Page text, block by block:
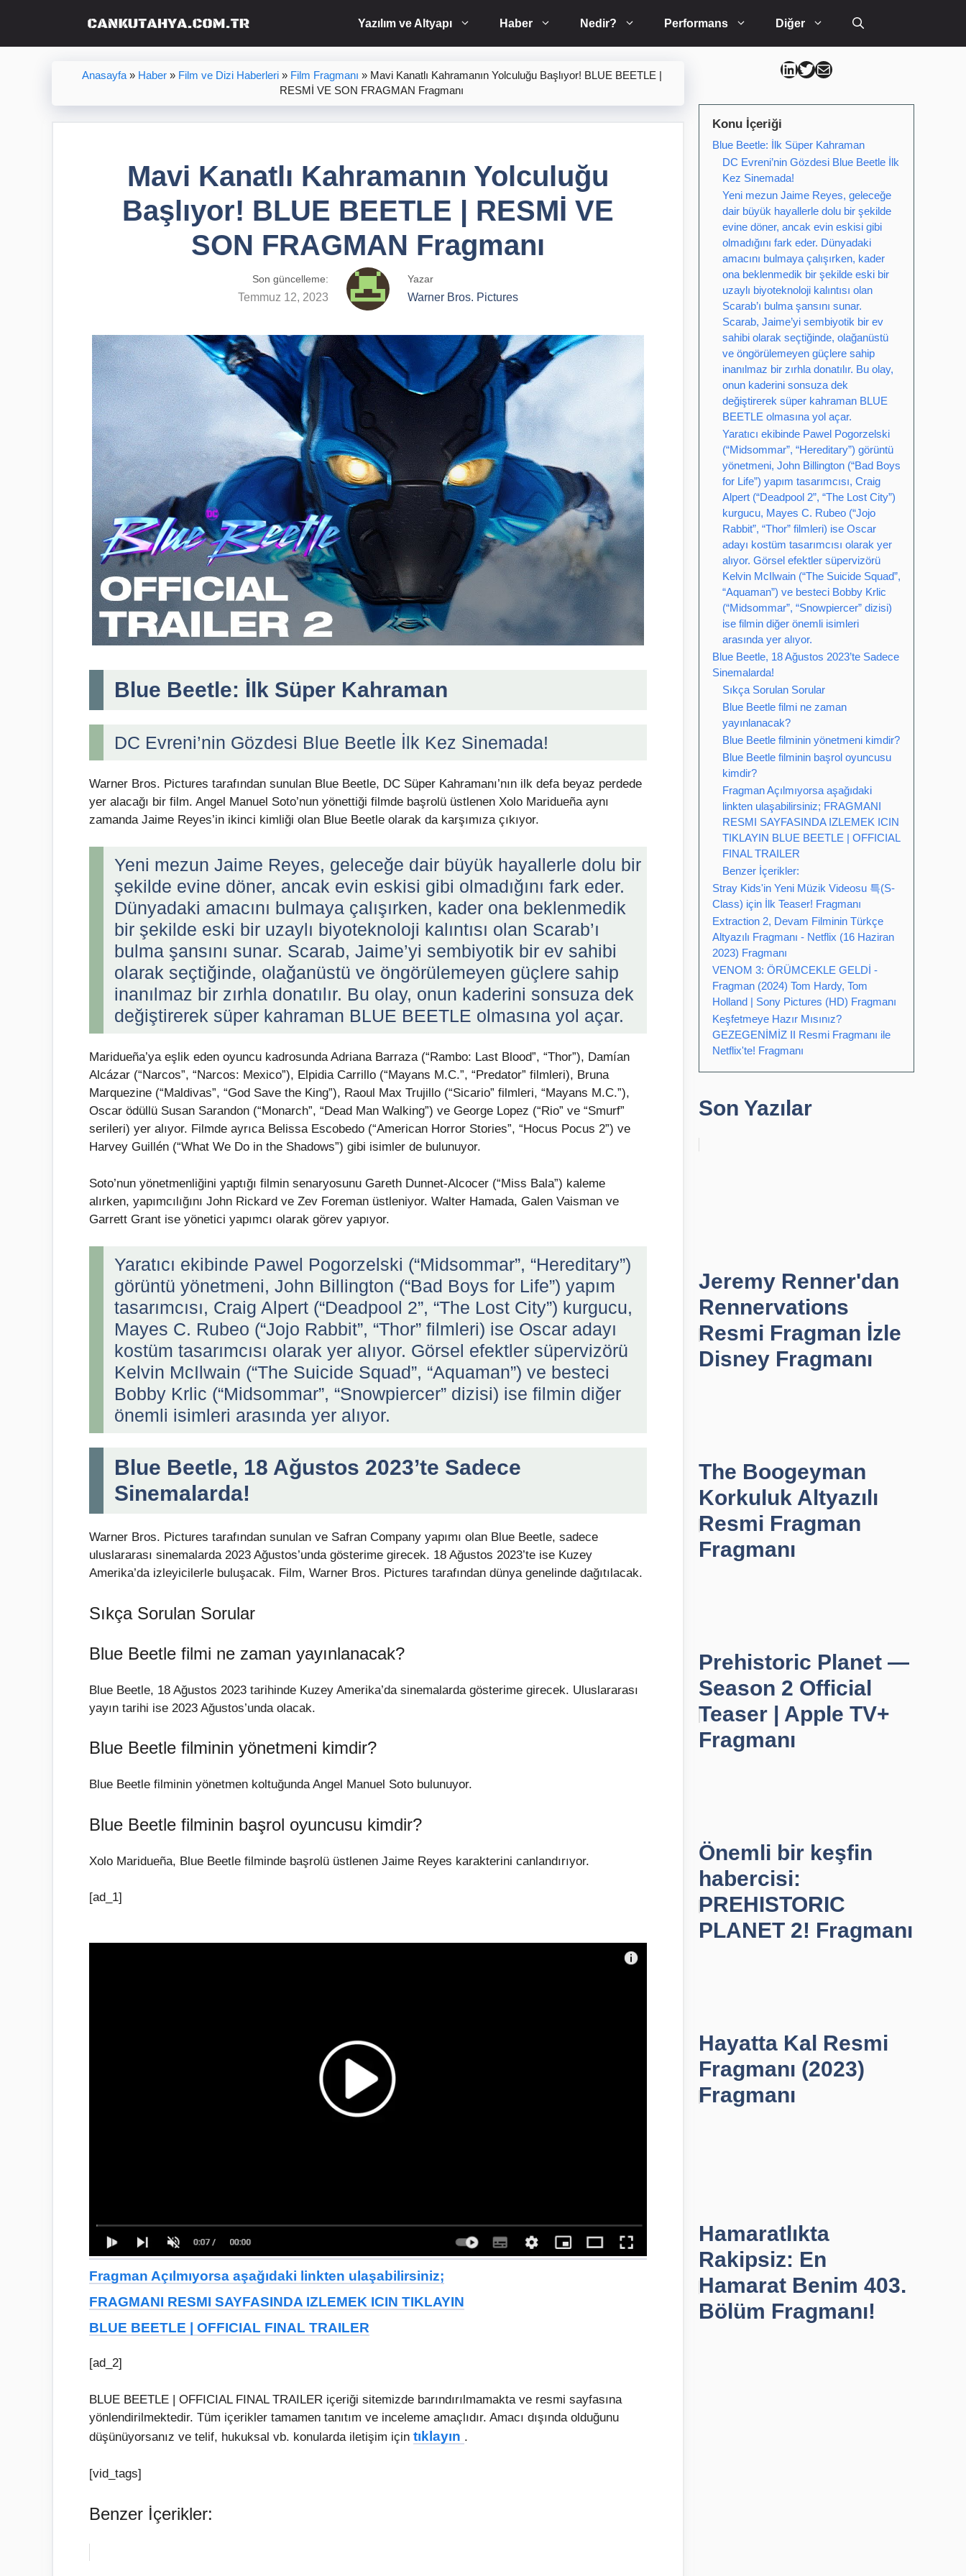
Yazılım ve Altyapı Haber Nedir? Performans Diğer
Anasayfa» Haber» Film ve Dizi Haberleri» Film Fragmanı » Mavi Kanatlı Kahramanın Yolculuğu Başlıyor! BLUE BEETLE |
RESMİ VE SON FRAGMAN Fragmanı
Mavi Kanatlı Kahramanın Yolculuğu
Başlıyor! BLUE BEETLE | RESMİ VE
SON FRAGMAN Fragmanı
Son güncelleme:
Temmuz 12, 2023
Yazar
Warner Bros. Pictures
Blue Beetle: İlk Süper Kahraman
DC Evreni’nin Gözdesi Blue Beetle İlk Kez Sinemada!
Warner Bros. Pictures tarafından sunulan Blue Beetle, DC Süper Kahramanı’nın ilk defa beyaz perdede
yer alacağı bir film. Angel Manuel Soto’nun yönettiği filmde başrolü üstlenen Xolo Maridueña aynı
zamanda Jaime Reyes’in ikinci kimliği olan Blue Beetle olarak da karşımıza çıkıyor.
Yeni mezun Jaime Reyes, geleceğe dair büyük hayallerle dolu bir
şekilde evine döner, ancak evin eskisi gibi olmadığını fark eder.
Dünyadaki amacını bulmaya çalışırken, kader ona beklenmedik
bir şekilde eski bir uzaylı biyoteknoloji kalıntısı olan Scarab’ı
bulma şansını sunar. Scarab, Jaime’yi sembiyotik bir ev sahibi
olarak seçtiğinde, olağanüstü ve öngörülemeyen güçlere sahip
inanılmaz bir zırhla donatılır. Bu olay, onun kaderini sonsuza dek
değiştirerek süper kahraman BLUE BEETLE olmasına yol açar.
Maridueña’ya eşlik eden oyuncu kadrosunda Adriana Barraza (“Rambo: Last Blood”, “Thor”), Damían
Alcázar (“Narcos”, “Narcos: Mexico”), Elpidia Carrillo (“Mayans M.C.”, “Predator” filmleri), Bruna
Marquezine (“Maldivas”, “God Save the King”), Raoul Max Trujillo (“Sicario” filmleri, “Mayans M.C.”),
Oscar ödüllü Susan Sarandon (“Monarch”, “Dead Man Walking”) ve George Lopez (“Rio” ve “Smurf”
serileri) yer alıyor. Filmde ayrıca Belissa Escobedo (“American Horror Stories”, “Hocus Pocus 2”) ve
Harvey Guillén (“What We Do in the Shadows”) gibi isimler de bulunuyor.
Soto’nun yönetmenliğini yaptığı filmin senaryosunu Gareth Dunnet-Alcocer (“Miss Bala”) kaleme
alırken, yapımcılığını John Rickard ve Zev Foreman üstleniyor. Walter Hamada, Galen Vaisman ve
Garrett Grant ise yönetici yapımcı olarak görev yapıyor.
Yaratıcı ekibinde Pawel Pogorzelski (“Midsommar”, “Hereditary”)
görüntü yönetmeni, John Billington (“Bad Boys for Life”) yapım
tasarımcısı, Craig Alpert (“Deadpool 2”, “The Lost City”) kurgucu,
Mayes C. Rubeo (“Jojo Rabbit”, “Thor” filmleri) ise Oscar adayı
kostüm tasarımcısı olarak yer alıyor. Görsel efektler süpervizörü
Kelvin McIlwain (“The Suicide Squad”, “Aquaman”) ve besteci
Bobby Krlic (“Midsommar”, “Snowpiercer” dizisi) ise filmin diğer
önemli isimleri arasında yer alıyor.
Blue Beetle, 18 Ağustos 2023’te Sadece
Sinemalarda!
Warner Bros. Pictures tarafından sunulan ve Safran Company yapımı olan Blue Beetle, sadece
uluslararası sinemalarda 2023 Ağustos’unda gösterime girecek. 18 Ağustos 2023’te ise Kuzey
Amerika’da izleyicilerle buluşacak. Film, Warner Bros. Pictures tarafından dünya genelinde dağıtılacak.
Sıkça Sorulan Sorular
Blue Beetle filmi ne zaman yayınlanacak?
Blue Beetle, 18 Ağustos 2023 tarihinde Kuzey Amerika’da sinemalarda gösterime girecek. Uluslararası
yayın tarihi ise 2023 Ağustos’unda olacak.
Blue Beetle filminin yönetmeni kimdir?
Blue Beetle filminin yönetmen koltuğunda Angel Manuel Soto bulunuyor.
Blue Beetle filminin başrol oyuncusu kimdir?
Xolo Maridueña, Blue Beetle filminde başrolü üstlenen Jaime Reyes karakterini canlandırıyor.
[ad_1]
Fragman Açılmıyorsa aşağıdaki linkten ulaşabilirsiniz;
FRAGMANI RESMI SAYFASINDA IZLEMEK ICIN TIKLAYIN
BLUE BEETLE | OFFICIAL FINAL TRAILER
[ad_2]
BLUE BEETLE | OFFICIAL FINAL TRAILER içeriği sitemizde barındırılmamakta ve resmi sayfasına
yönlendirilmektedir. Tüm içerikler tamamen tanıtım ve inceleme amaçlıdır. Amacı dışında olduğunu
düşünüyorsanız ve telif, hukuksal vb. konularda iletişim için tıklayın .
[vid_tags]
Benzer İçerikler:
Can Kütahya Linkedin
Can Kütahya Twitter
Can Kütahya Mail
Konu İçeriği
Blue Beetle: İlk Süper Kahraman
DC Evreni’nin Gözdesi Blue Beetle İlk
Kez Sinemada!
Yeni mezun Jaime Reyes, geleceğe
dair büyük hayallerle dolu bir şekilde
evine döner, ancak evin eskisi gibi
olmadığını fark eder. Dünyadaki
amacını bulmaya çalışırken, kader
ona beklenmedik bir şekilde eski bir
uzaylı biyoteknoloji kalıntısı olan
Scarab’ı bulma şansını sunar.
Scarab, Jaime’yi sembiyotik bir ev
sahibi olarak seçtiğinde, olağanüstü
ve öngörülemeyen güçlere sahip
inanılmaz bir zırhla donatılır. Bu olay,
onun kaderini sonsuza dek
değiştirerek süper kahraman BLUE
BEETLE olmasına yol açar.
Yaratıcı ekibinde Pawel Pogorzelski
(“Midsommar”, “Hereditary”) görüntü
yönetmeni, John Billington (“Bad Boys
for Life”) yapım tasarımcısı, Craig
Alpert (“Deadpool 2”, “The Lost City”)
kurgucu, Mayes C. Rubeo (“Jojo
Rabbit”, “Thor” filmleri) ise Oscar
adayı kostüm tasarımcısı olarak yer
alıyor. Görsel efektler süpervizörü
Kelvin McIlwain (“The Suicide Squad”,
“Aquaman”) ve besteci Bobby Krlic
(“Midsommar”, “Snowpiercer” dizisi)
ise filmin diğer önemli isimleri
arasında yer alıyor.
Blue Beetle, 18 Ağustos 2023’te Sadece
Sinemalarda!
Sıkça Sorulan Sorular
Blue Beetle filmi ne zaman
yayınlanacak?
Blue Beetle filminin yönetmeni kimdir?
Blue Beetle filminin başrol oyuncusu
kimdir?
Fragman Açılmıyorsa aşağıdaki
linkten ulaşabilirsiniz; FRAGMANI
RESMI SAYFASINDA IZLEMEK ICIN
TIKLAYIN BLUE BEETLE | OFFICIAL
FINAL TRAILER
Benzer İçerikler:
Stray Kids'in Yeni Müzik Videosu 특(S-
Class) için İlk Teaser! Fragmanı
Extraction 2, Devam Filminin Türkçe
Altyazılı Fragmanı - Netflix (16 Haziran
2023) Fragmanı
VENOM 3: ÖRÜMCEKLE GELDİ -
Fragman (2024) Tom Hardy, Tom
Holland | Sony Pictures (HD) Fragmanı
Keşfetmeye Hazır Mısınız?
GEZEGENİMİZ II Resmi Fragmanı ile
Netflix'te! Fragmanı
Son Yazılar
Jeremy Renner'dan
Rennervations
Resmi Fragman İzle
Disney Fragmanı
The Boogeyman
Korkuluk Altyazılı
Resmi Fragman
Fragmanı
Prehistoric Planet —
Season 2 Official
Teaser | Apple TV+
Fragmanı
Önemli bir keşfin
habercisi:
PREHISTORIC
PLANET 2! Fragmanı
Hayatta Kal Resmi
Fragmanı (2023)
Fragmanı
Hamaratlıkta
Rakipsiz: En
Hamarat Benim 403.
Bölüm Fragmanı!